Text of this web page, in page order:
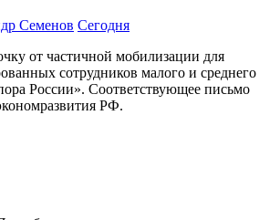
Семенов Сегодня
от частичной мобилизации для
сотрудников малого и среднего
России». Соответствующее письмо
РФ.